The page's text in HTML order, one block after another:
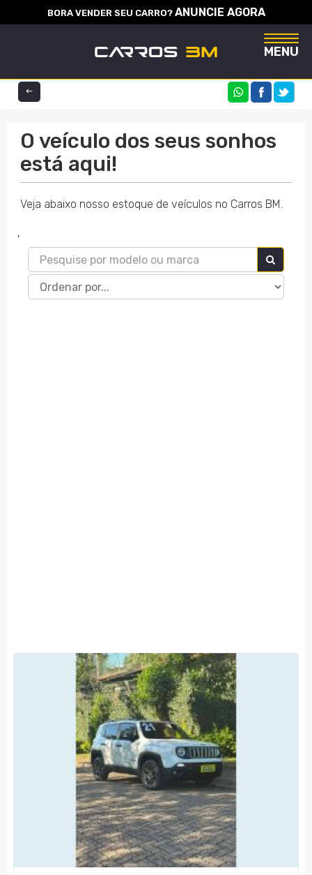
BORA VENDER SEU CARRO? ANUNCIE AGORA
MENU
O veículo dos seus sonhos
está aqui!
Veja abaixo nosso estoque de veículos no Carros BM.
'